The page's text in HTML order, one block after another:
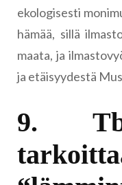
ekologisesti
hämää, sillä
maata, ja
ja etäisyydestä
9.